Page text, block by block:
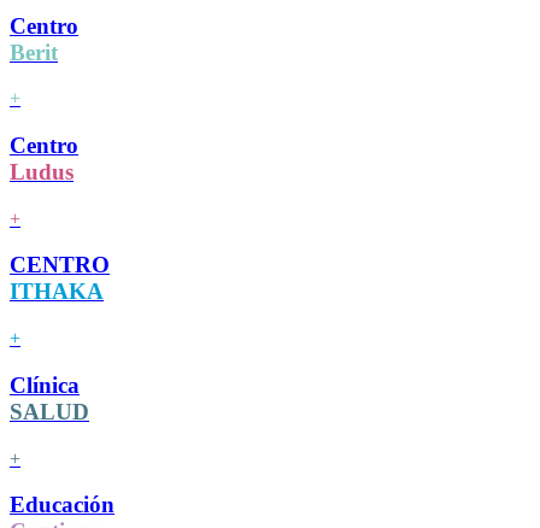
Centro
Berit
+
Centro
Ludus
+
CENTRO
ITHAKA
+
Clínica
SALUD
+
Educación